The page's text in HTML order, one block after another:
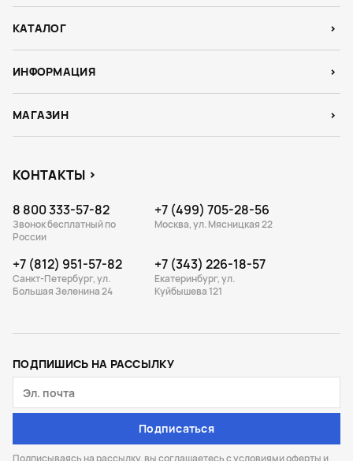
КАТАЛОГ
ИНФОРМАЦИЯ
МАГАЗИН
КОНТАКТЫ
8 800 333-57-82
Звонок бесплатный по
России
+7 (499) 705-28-56
Москва, ул. Мясницкая 22
+7 (812) 951-57-82
Санкт-Петербург, ул.
Большая Зеленина 24
+7 (343) 226-18-57
Екатеринбург, ул.
Куйбышева 121
ПОДПИШИСЬ НА РАССЫЛКУ
Подписаться
Подписываясь на рассылку, вы соглашаетесь сусловиями оферты и